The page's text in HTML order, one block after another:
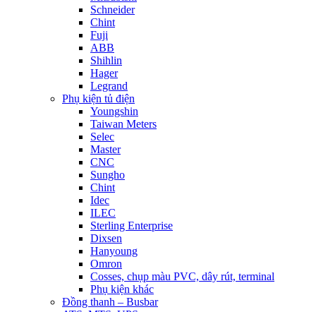
Schneider
Chint
Fuji
ABB
Shihlin
Hager
Legrand
Phụ kiện tủ điện
Youngshin
Taiwan Meters
Selec
Master
CNC
Sungho
Chint
Idec
ILEC
Sterling Enterprise
Dixsen
Hanyoung
Omron
Cosses, chụp màu PVC, dây rút, terminal
Phụ kiện khác
Đồng thanh – Busbar